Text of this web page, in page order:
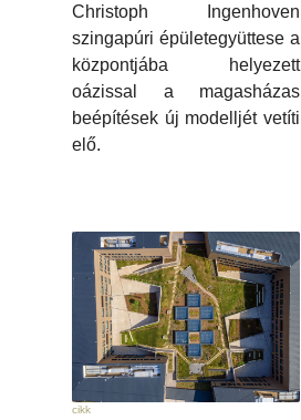
Christoph Ingenhoven
szingapúri épületegyüttese a
központjába helyezett
oázissal a magasházas
beépítések új modelljét vetíti
elő.
cikk